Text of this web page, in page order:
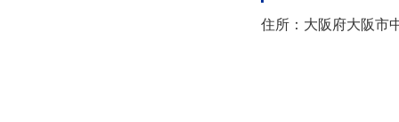
住所：大阪府大阪市